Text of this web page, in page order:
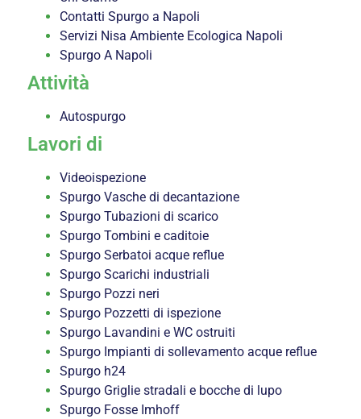
Contatti Spurgo a Napoli
Servizi Nisa Ambiente Ecologica Napoli
Spurgo A Napoli
Attività
Autospurgo
Lavori di
Videoispezione
Spurgo Vasche di decantazione
Spurgo Tubazioni di scarico
Spurgo Tombini e caditoie
Spurgo Serbatoi acque reflue
Spurgo Scarichi industriali
Spurgo Pozzi neri
Spurgo Pozzetti di ispezione
Spurgo Lavandini e WC ostruiti
Spurgo Impianti di sollevamento acque reflue
Spurgo h24
Spurgo Griglie stradali e bocche di lupo
Spurgo Fosse Imhoff